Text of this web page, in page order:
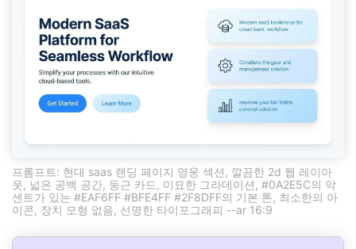
프롬프트: 현대 saas 랜딩 페이지 영웅 섹션, 깔끔한 2d 웹 레이아
웃, 넓은 공백 공간, 둥근 카드, 미묘한 그라데이션, #0A2E5C의 악
센트가 있는 #EAF6FF #BFE4FF #2F8DFF의 기본 톤, 최소한의 아
이콘, 장치 모형 없음, 선명한 타이포그래피 --ar 16:9